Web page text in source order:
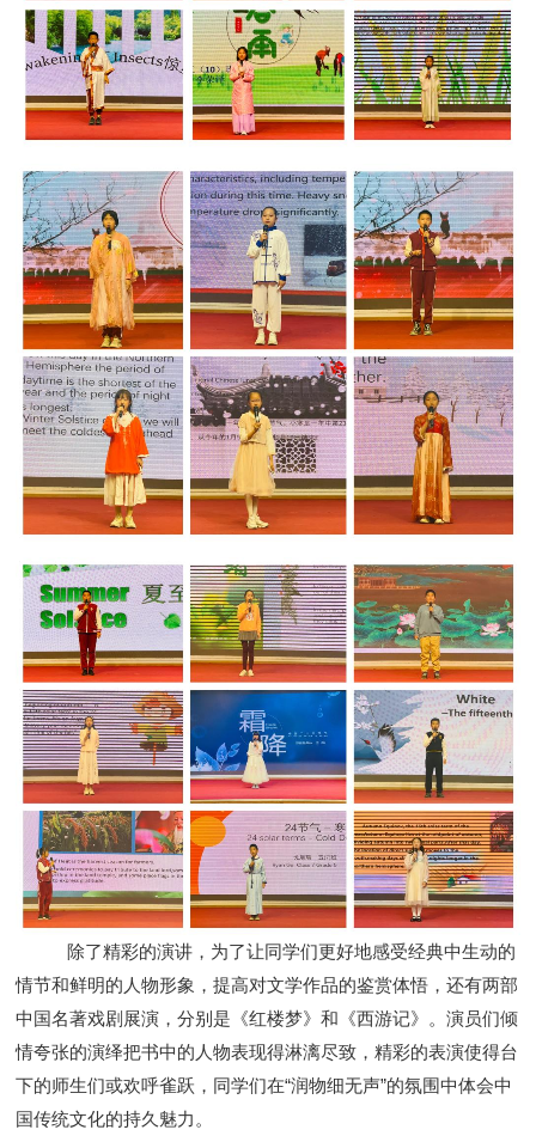
除了精彩的演讲，为了让同学们更好地感受经典中生动的
情节和鲜明的人物形象，提高对文学作品的鉴赏体悟，还有两部
中国名著戏剧展演，分别是《红楼梦》和《西游记》。演员们倾
情夸张的演绎把书中的人物表现得淋漓尽致，精彩的表演使得台
下的师生们或欢呼雀跃，同学们在“润物细无声”的氛围中体会中
国传统文化的持久魅力。